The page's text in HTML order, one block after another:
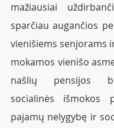
mažiausiai
sparčiau augančios
vienišiems senjorams
mokamos vienišo
našlių pensijos
socialinės išmokos
pajamų nelygybę ir